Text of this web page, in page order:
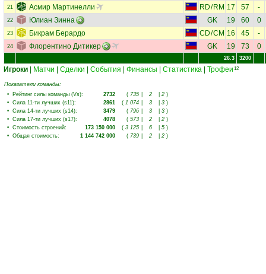
21 Асмир Мартинелли RD/ RM 17 57 -
22 Юлиан Зинна GK 19 60 0
23 Бикрам Берардо CD/CM 16 45 -
24 Флорентино Дитикер GK 19 73 0
26.3 3200
Игроки Матчи Сделки События Финансы Статистика Трофеи 12
Показатели команды:
• Рейтинг силы команды (Vs): 2732 ( 735 2 2 )
• Сила 11-ти лучших (s11): 2861 ( 1 074 3 3 )
• Сила 14-ти лучших (s14): 3479 ( 796 3 3 )
• Сила 17-ти лучших (s17): 4078 ( 573 2 2 )
• Стоимость строений: 173 150 000 ( 3 125 6 5 )
• Общая стоимость: 1 144 742 000 ( 739 2 2 )